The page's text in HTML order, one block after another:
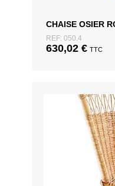
CHAISE OSIER
REF: 050.4
630,02 € TTC